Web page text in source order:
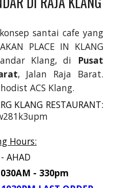
santai cafe yang
PLACE IN KLANG
Klang, di
Pusat
, Jalan Raja Barat.
ACS Klang.
KLANG RESTAURANT:
Hours:
AHAD
- 330pm